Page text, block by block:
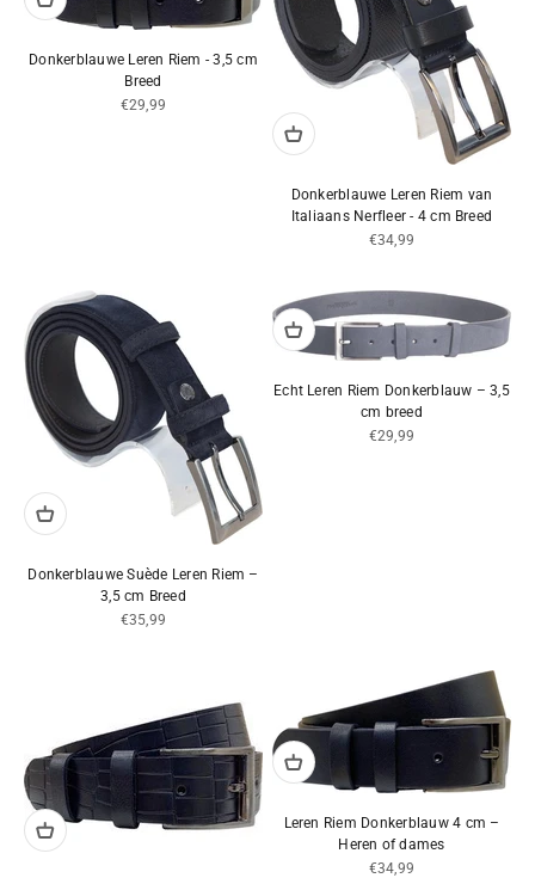
Donkerblauwe Leren Riem - 3,5 cm
Breed
Aanbiedingsprijs
€29,99
Donkerblauwe Leren Riem van
Italiaans Nerfleer - 4 cm Breed
Aanbiedingsprijs
€34,99
Donkerblauwe Suède Leren Riem –
3,5 cm Breed
Aanbiedingsprijs
€35,99
Echt Leren Riem Donkerblauw – 3,5
cm breed
Aanbiedingsprijs
€29,99
Leren Riem Donkerblauw 4 cm –
Heren of dames
Aanbiedingsprijs
€34,99